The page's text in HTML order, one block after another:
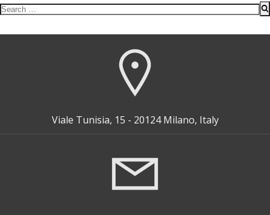
Search
Viale Tunisia, 15 - 20124 Milano, Italy